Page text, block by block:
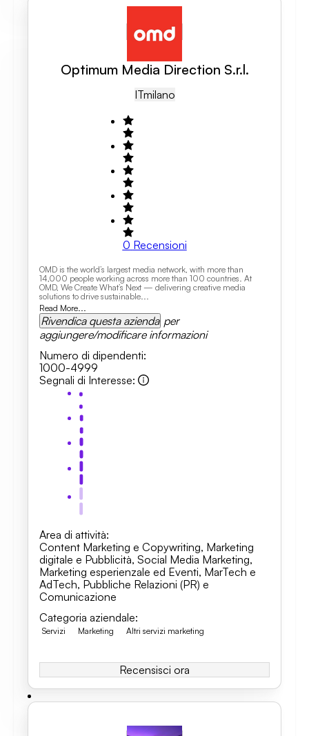
Optimum Media Direction S.r.l.
ITMilano
0 Recensioni
OMD is the world’s largest media network, with more than
14,000 people working across more than 100 countries. At
OMD, We Create What’s Next — delivering creative media
solutions to drive sustainable...
Read More...
Rivendica questa azienda per
aggiungere/modificare informazioni
Numero di dipendenti:
1000-4999
Segnali di Interesse:
Area di attività:
Content Marketing e Copywriting, Marketing
digitale e Pubblicità, Social Media Marketing,
Marketing esperienzale ed Eventi, MarTech e
AdTech, Pubbliche Relazioni (PR) e
Comunicazione
Categoria aziendale:
Servizi Marketing Altri servizi marketing
Recensisci ora